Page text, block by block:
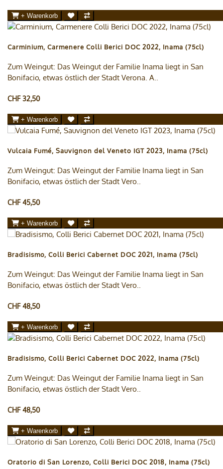
+ Warenkorb
Carminium, Carmenere Colli Berici DOC 2022, Inama (75cl)
Zum Weingut: Das Weingut der Familie Inama liegt in San
Bonifacio, etwas östlich der Stadt Verona. A..
CHF 32,50
+ Warenkorb
Vulcaia Fumé, Sauvignon del Veneto IGT 2023, Inama (75cl)
Zum Weingut: Das Weingut der Familie Inama liegt in San
Bonifacio, etwas östlich der Stadt Vero..
CHF 45,50
+ Warenkorb
Bradisismo, Colli Berici Cabernet DOC 2021, Inama (75cl)
Zum Weingut: Das Weingut der Familie Inama liegt in San
Bonifacio, etwas östlich der Stadt Vero..
CHF 48,50
+ Warenkorb
Bradisismo, Colli Berici Cabernet DOC 2022, Inama (75cl)
Zum Weingut: Das Weingut der Familie Inama liegt in San
Bonifacio, etwas östlich der Stadt Vero..
CHF 48,50
+ Warenkorb
Oratorio di San Lorenzo, Colli Berici DOC 2018, Inama (75cl)